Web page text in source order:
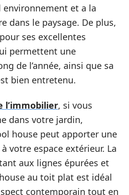
environnement et a la
dans le paysage. De plus,
ses excellentes
permettent une
de l’année, ainsi que sa
bien entretenu.
l’immobilier, si vous
dans votre jardin,
house peut apporter une
votre espace extérieur. La
aux lignes épurées et
au toit plat est idéal
contemporain tout en